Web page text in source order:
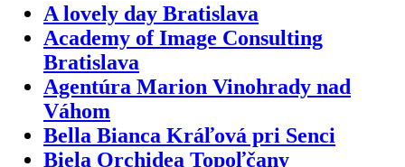
A lovely day Bratislava
Academy of Image Consulting
Bratislava
Agentúra Marion Vinohrady nad
Váhom
Bella Bianca Kráľová pri Senci
Biela Orchidea Topoľčany